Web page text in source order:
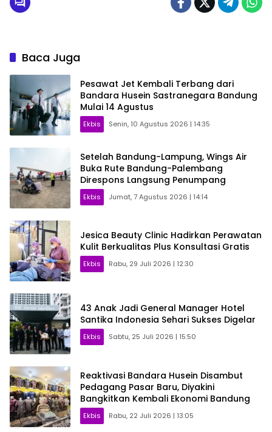
Baca Juga
Pesawat Jet Kembali Terbang dari
Bandara Husein Sastranegara Bandung
Mulai 14 Agustus
Ekbis Senin, 10 Agustus 2026 | 14:35
Setelah Bandung-Lampung, Wings Air
Buka Rute Bandung-Palembang
Direspons Langsung Penumpang
Ekbis Jumat, 7 Agustus 2026 | 14:14
Jesica Beauty Clinic Hadirkan Perawatan
Kulit Berkualitas Plus Konsultasi Gratis
Ekbis Rabu, 29 Juli 2026 | 12:30
43 Anak Jadi General Manager Hotel
Santika Indonesia Sehari Sukses Digelar
Ekbis Sabtu, 25 Juli 2026 | 15:50
Reaktivasi Bandara Husein Disambut
Pedagang Pasar Baru, Diyakini
Bangkitkan Kembali Ekonomi Bandung
Ekbis Rabu, 22 Juli 2026 | 13:05